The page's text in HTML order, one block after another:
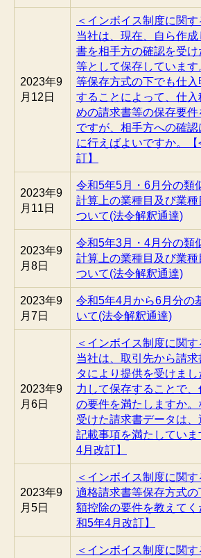
2023年9
月12日
＜インボイス制度に関す
当社は、現在、自ら作
書を相手方の確認を受
等として保存していま
等保存方式の下でも仕
することによって、仕入
めの請求書等の保存要件
ですが、相手方への確認
に行えばよいですか。
訂】
2023年9
月11日
令和5年5月・6月分の類
計算上の業種目及び業種
ついて(法令解釈通達)
2023年9
月8日
令和5年3月・4月分の類
計算上の業種目及び業種
ついて(法令解釈通達)
2023年9
月7日
令和5年4月から6月分の
いて(法令解釈通達)
2023年9
月6日
＜インボイス制度に関す
当社は、取引先から請
タにより提供を受けま
力して保存することで
の要件を満たしますか
受けた請求書データは
記載事項を満たしてい
4月改訂】
2023年9
月5日
＜インボイス制度に関す
適格請求書等保存方式
額控除の要件を教えて
和5年4月改訂】
＜インボイス制度に関す